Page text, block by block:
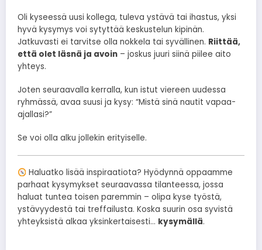
Oli kyseessä uusi kollega, tuleva ystävä tai ihastus, yksi
hyvä kysymys voi sytyttää keskustelun kipinän.
Jatkuvasti ei tarvitse olla nokkela tai syvällinen. Riittää,
että olet läsnä ja avoin – joskus juuri siinä piilee aito
yhteys.
Joten seuraavalla kerralla, kun istut viereen uudessa
ryhmässä, avaa suusi ja kysy: “Mistä sinä nautit vapaa-
ajallasi?”
Se voi olla alku jollekin erityiselle.
Haluatko lisää inspiraatiota? Hyödynnä oppaamme
parhaat kysymykset seuraavassa tilanteessa, jossa
haluat tuntea toisen paremmin – olipa kyse työstä,
ystävyydestä tai treffailusta. Koska suurin osa syvistä
yhteyksistä alkaa yksinkertaisesti… kysymällä.